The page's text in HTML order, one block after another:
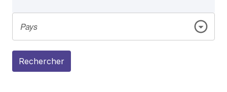
Rechercher